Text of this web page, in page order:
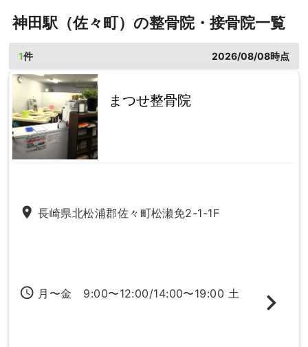
神田駅（佐々町）の整骨院・接骨院一覧
1件 2026/08/08時点
まつせ整骨院
place 長崎県北松浦郡佐々町松瀬免2-1-1F
access_time 月〜金 9:00〜12:00/14:00〜19:00 土